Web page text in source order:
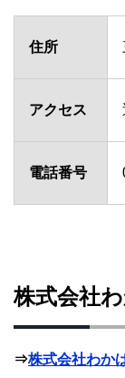
住所
アクセス
電話番号
株式会社
⇒株式会社わか